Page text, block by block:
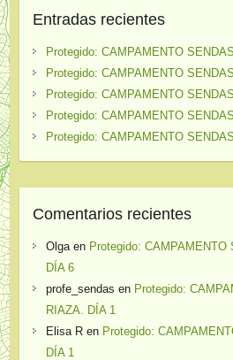
Entradas recientes
Protegido: CAMPAMENTO
Protegido: CAMPAMENTO
Protegido: CAMPAMENTO
Protegido: CAMPAMENTO
Protegido: CAMPAMENTO
Comentarios recientes
Olgaen Protegido: CAMPAMENTO
DÍA 6
profe_sendas en Protegido:
RIAZA. DÍA 1
Elisa Ren Protegido:
DÍA 1